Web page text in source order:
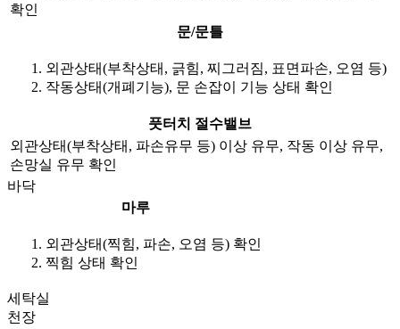
확인
문/문틀
외관상태(부착상태, 긁힘, 찌그러짐, 표면파손, 오염 등)
작동상태(개폐기능), 문 손잡이 기능 상태 확인
풋터치 절수밸브
외관상태(부착상태, 파손유무 등) 이상 유무, 작동 이상 유무,
손망실 유무 확인
바닥
마루
외관상태(찍힘, 파손, 오염 등) 확인
찍힘 상태 확인
세탁실
천장